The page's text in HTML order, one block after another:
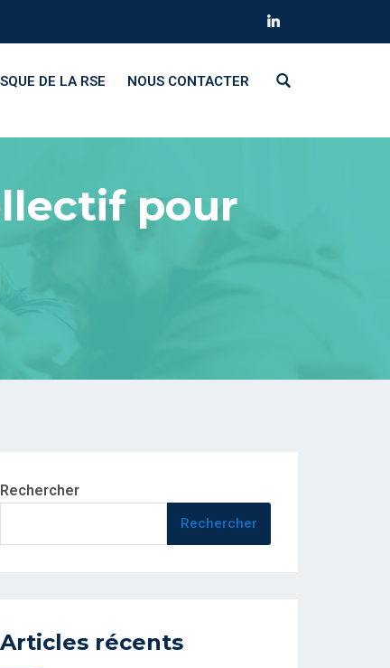
DE LA RSE NOUS CONTACTER
pour
Rechercher
Rechercher
Articles récents